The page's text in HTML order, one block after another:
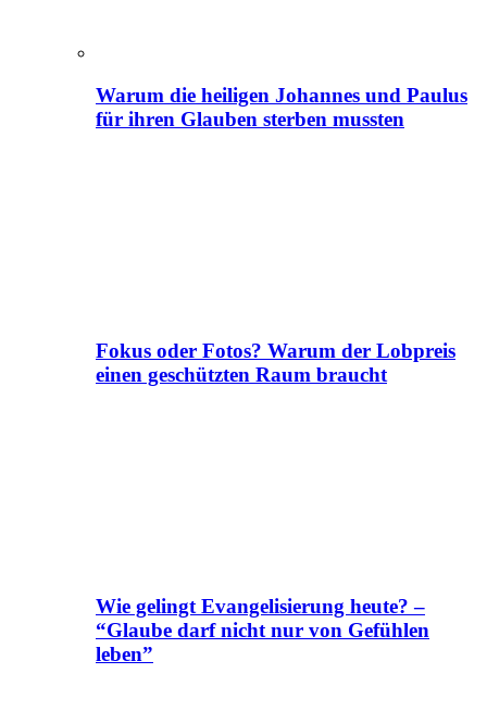
Warum die heiligen Johannes und Paulus
für ihren Glauben sterben mussten
Fokus oder Fotos? Warum der Lobpreis
einen geschützten Raum braucht
Wie gelingt Evangelisierung heute? –
“Glaube darf nicht nur von Gefühlen
leben”